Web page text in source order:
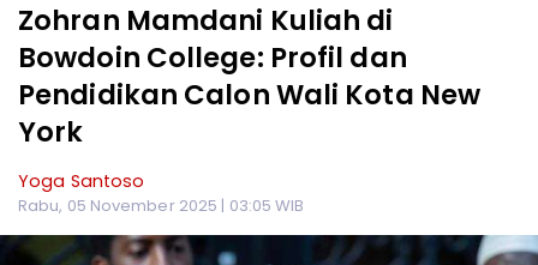
Zohran Mamdani Kuliah di
Bowdoin College: Profil dan
Pendidikan Calon Wali Kota New
York
Yoga Santoso
Rabu, 05 November 2025 | 03:05 WIB